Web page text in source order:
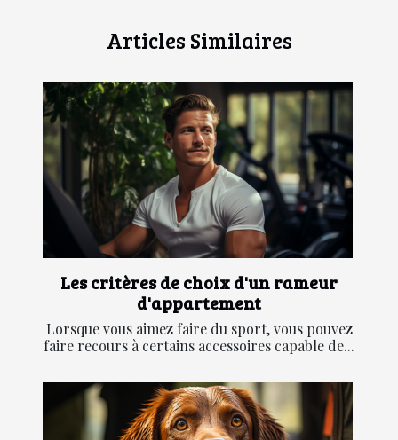
Articles Similaires
Les critères de choix d'un rameur
d'appartement
Lorsque vous aimez faire du sport, vous pouvez
faire recours à certains accessoires capable de...